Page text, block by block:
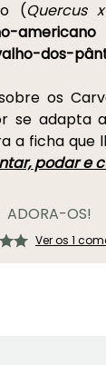
(Quercus
americano
dos-
os
se adapta
a ficha que
podar e
ADORA-OS!
Ver os 1